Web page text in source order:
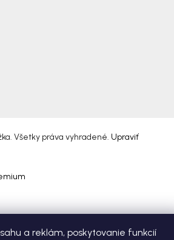
a reklám, poskytovanie funkcií
. Všetky práva vyhradené. Upraviť